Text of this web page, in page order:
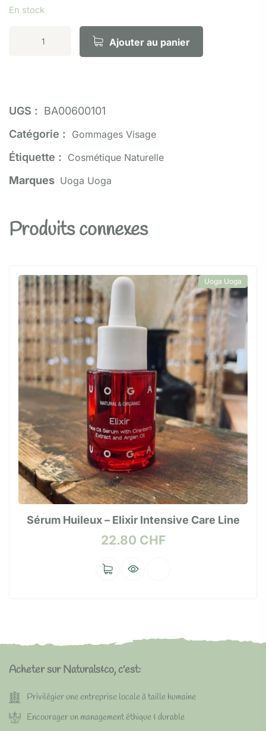
En stock
Ajouter au panier
UGS : BA00600101
Catégorie : Gommages Visage
Étiquette : Cosmétique Naturelle
Marques Uoga Uoga
Produits connexes
Uoga Uoga
Sérum Huileux – Elixir Intensive Care Line
22.80 CHF
Acheter sur Naturals&co, c'est:
Privilégier une entreprise locale à taille humaine
Encourager un management éthique & durable